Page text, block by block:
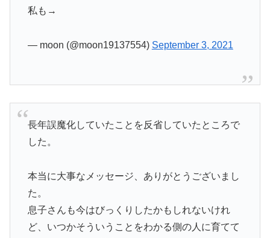
私も→
— moon (@moon19137554) September 3, 2021
長年誤魔化していたことを反省していたところで
した。
本当に大事なメッセージ、ありがとうございまし
た。
息子さんも今はびっくりしたかもしれないけれ
ど、いつかそういうことをわかる側の人に育てて